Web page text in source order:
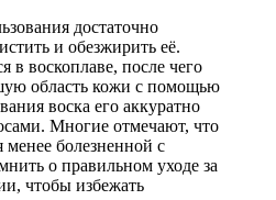
достаточно
и обезжирить её.
в воскоплаве, после чего
область кожи с помощью
воска его аккуратно
Многие отмечают, что
менее болезненной с
о правильном уходе за
чтобы избежать